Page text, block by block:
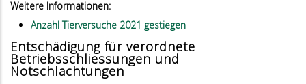
Weitere Informationen:
Anzahl Tierversuche 2021 gestiegen
Entschädigung für verordnete
Betriebsschliessungen und
Notschlachtungen